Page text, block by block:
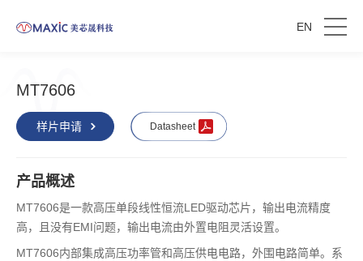
EN
MT7606
样片申请 Datasheet
产品概述
MT7606是一款高压单段线性恒流LED驱动芯片，输出电流精度
高，且没有EMI问题，输出电流由外置电阻灵活设置。
MT7606内部集成高压功率管和高压供电电路，外围电路简单。系